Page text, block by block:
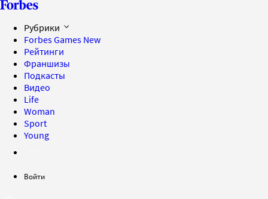
Рубрики
Forbes Games New
Рейтинги
Франшизы
Подкасты
Видео
Life
Woman
Sport
Young
Войти